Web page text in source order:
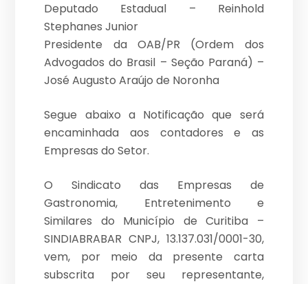
Deputado Estadual – Reinhold
Stephanes Junior
Presidente da OAB/PR (Ordem dos
Advogados do Brasil – Seção Paraná) –
José Augusto Araújo de Noronha
Segue abaixo a Notificação que será
encaminhada aos contadores e as
Empresas do Setor.
O Sindicato das Empresas de
Gastronomia, Entretenimento e
Similares do Município de Curitiba –
SINDIABRABAR CNPJ, 13.137.031/0001-30,
vem, por meio da presente carta
subscrita por seu representante,